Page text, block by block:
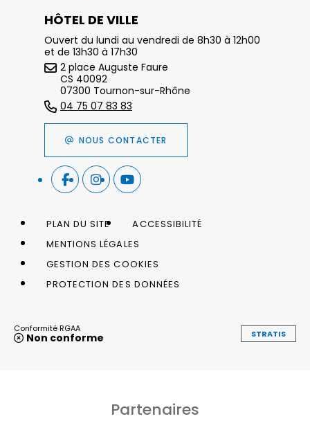
HÔTEL DE VILLE
Ouvert du lundi au vendredi de 8h30 à 12h00
et de 13h30 à 17h30
2 place Auguste Faure
CS 40092
07300 Tournon-sur-Rhône
04 75 07 83 83
NOUS CONTACTER
PLAN DU SITE
ACCESSIBILITÉ
MENTIONS LÉGALES
GESTION DES COOKIES
PROTECTION DES DONNÉES
Conformité RGAA
Non conforme STRATIS
Partenaires